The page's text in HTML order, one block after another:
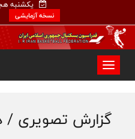
یکشنبه
نسخه آزمایشی
گزارش تصویری /